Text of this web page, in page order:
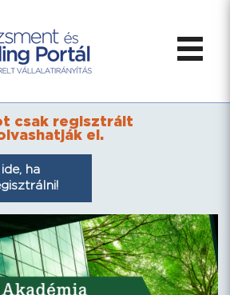
csak regisztrált
el.
ha